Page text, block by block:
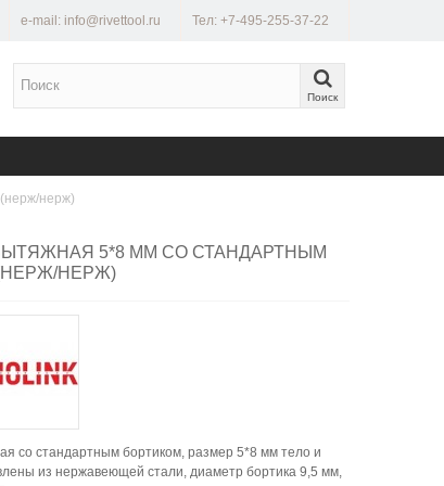
Тел: +7-495-255-37-22
e-mail: info@rivettool.ru
Поиск
нерж)
5*8 ММ СО СТАНДАРТНЫМ
НЕРЖ)
со стандартным бортиком, размер 5*8 мм тело и
из нержавеющей стали, диаметр бортика 9,5 мм,